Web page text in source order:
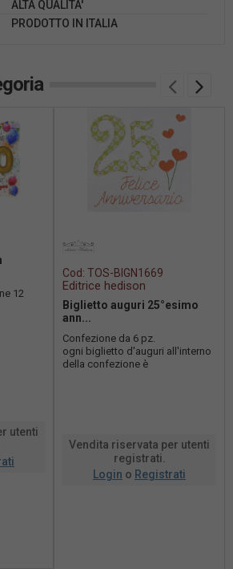
ALTA QUALITA'
PRODOTTO IN ITALIA
12
utenti
Cod: TOS-BIGN1669
Editrice hedison
Biglietto auguri 25°esimo
ann...
Confezione da 6 pz.
ogni biglietto d'auguri all'interno
della confezione è
Vendita riservata per utenti
registrati.
Login o Registrati